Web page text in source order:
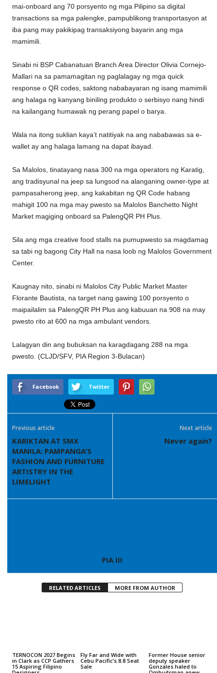
mai-onboard ang 70 porsyento ng mga Pilipino sa digital
transactions sa mga palengke, pampublikong transportasyon at
iba pang may pakikipag transaksiyong bayarin ang mga
mamimili.
Sinabi ni BSP Cabanatuan Branch Area Director Olivia Cornejo-
Mallari na sa pamamagitan ng paglalagay ng mga quick
response o QR codes, saktong nababayaran ng isang mamimili
ang halaga ng kanyang biniling produkto o serbisyo nang hindi
na kailangang humawak ng perang papel o barya.
Wala na itong suklian kaya’t natitiyak na ang nababawas sa e-
wallet ay ang halaga lamang na dapat ibayad.
Sa Malolos, tinatayang nasa 300 na mga operators ng Karatig,
ang tradisyunal na jeep sa lungsod na alanganing owner-type at
pampasaherong jeep, ang kakabitan ng QR Code habang
mahigit 100 na mga may pwesto sa Malolos Banchetto Night
Market magiging onboard sa PalengQR PH Plus.
Sila ang mga creative food stalls na pumupwesto sa magdamag
sa tabi ng bagong City Hall na nasa loob ng Malolos Government
Center.
Kaugnay nito, sinabi ni Malolos City Public Market Master
Florante Bautista, na target nang gawing 100 porsyento o
maipailalim sa PalengQR PH Plus ang kabuuan na 908 na may
pwesto rito at 600 na mga ambulant vendors.
Lalagyan din ang bubuksan na karagdagang 288 na mga
pwesto. (CLJD/SFV, PIA Region 3-Bulacan)
Facebook Twitter
Previous article
KARIKTAN AT SMX
MANILA: PAMPANGA’S
FASHION AND FURNITURE
ARTISTRY IN THE
LIMELIGHT
Next article
Never again?
PIA III
RELATED ARTICLES MORE FROM AUTHOR
TERNOCON 2027 Begins
in Clark as CCP Gathers
15 Aspiring Filipino
Fly Far and Wide with
Cebu Pacific’s 8.8 Seat
Sale
Former House senior
deputy speaker
Gonzales haled to